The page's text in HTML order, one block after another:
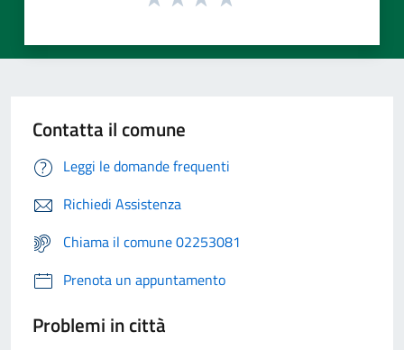
Contatta il comune
Leggi le domande frequenti
Richiedi Assistenza
Chiama il comune 02253081
Prenota un appuntamento
Problemi in città